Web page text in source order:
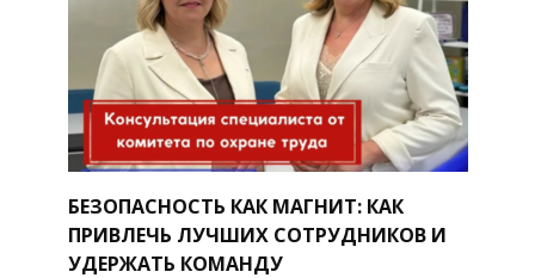
БЕЗОПАСНОСТЬ КАК МАГНИТ: КАК
ПРИВЛЕЧЬ ЛУЧШИХ СОТРУДНИКОВ И
УДЕРЖАТЬ КОМАНДУ